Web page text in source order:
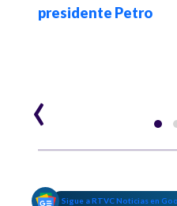
presidente Petro
‹
Sigue a RTVC Noticias en